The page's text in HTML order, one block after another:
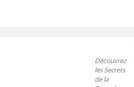
Découvrez
les Secrets
de la